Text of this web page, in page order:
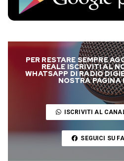
PER RESTARE SEMPRE
REALE ISCRIVITI AL
WHATSAPP DI RADIO
NOSTRA PAGINA
ISCRIVITI AL
SEGUICI SU